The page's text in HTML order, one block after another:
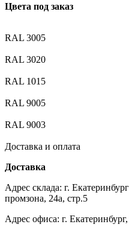
Цвета под заказ
RAL 3005
RAL 3020
RAL 1015
RAL 9005
RAL 9003
Доставка и оплата
Доставка
Адрес склада: г.
промзона, 24а, стр.5
Адрес офиса: г.